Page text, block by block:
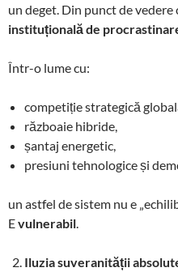
un deget. Din punct de vedere
instituțională de
Într-o lume cu:
competiție strategică
războaie hibride,
șantaj energetic,
presiuni tehnologice și
un astfel de sistem nu e
Evulnerabil
Iluzia suveranității